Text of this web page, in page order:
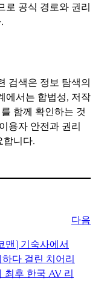
로 공식 경로와 권리
검색은 정보 탐색의
에서는 합법성, 저작
함께 확인하는 것
용자 안전과 권리
합니다.
다음
맨] 기숙사에서
하다 걸린 치어리
최후 한국 AV 리